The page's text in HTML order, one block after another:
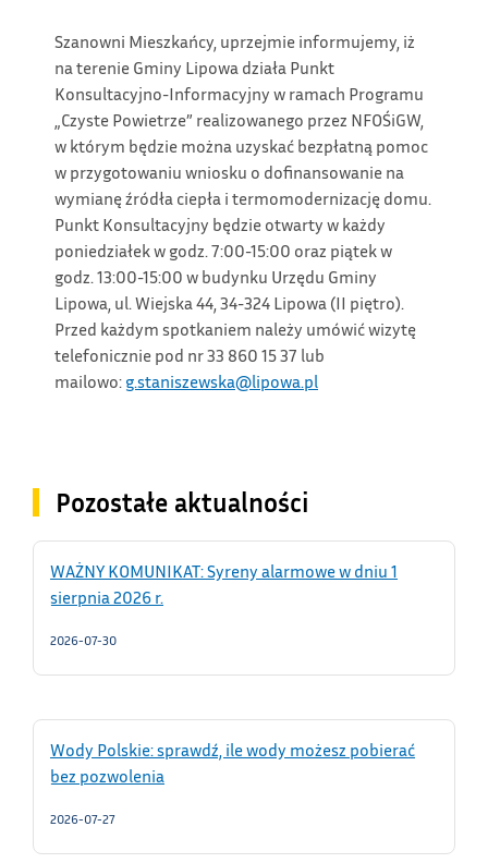
Szanowni Mieszkańcy, uprzejmie informujemy, iż
na terenie Gminy Lipowa działa Punkt
Konsultacyjno-Informacyjny w ramach Programu
„Czyste Powietrze” realizowanego przez NFOŚiGW,
w którym będzie można uzyskać bezpłatną pomoc
w przygotowaniu wniosku o dofinansowanie na
wymianę źródła ciepła i termomodernizację domu.
Punkt Konsultacyjny będzie otwarty w każdy
poniedziałek w godz. 7:00-15:00 oraz piątek w
godz. 13:00-15:00 w budynku Urzędu Gminy
Lipowa, ul. Wiejska 44, 34-324 Lipowa (II piętro).
Przed każdym spotkaniem należy umówić wizytę
telefonicznie pod nr 33 860 15 37 lub
mailowo: g.staniszewska@lipowa.pl
Pozostałe aktualności
WAŻNY KOMUNIKAT: Syreny alarmowe w dniu 1
sierpnia 2026 r.
2026-07-30
Wody Polskie: sprawdź, ile wody możesz pobierać
bez pozwolenia
2026-07-27